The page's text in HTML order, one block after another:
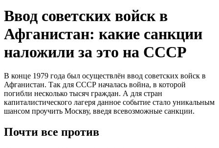
Ввод советских войск в
Афганистан: какие санкции
наложили за это на СССР
В конце 1979 года был осуществлён ввод советских войск в
Афганистан. Так для СССР началась война, в которой
погибли несколько тысяч граждан. А для стран
капиталистического лагеря данное событие стало уникальным
шансом проучить Москву, введя всевозможные санкции.
Почти все против